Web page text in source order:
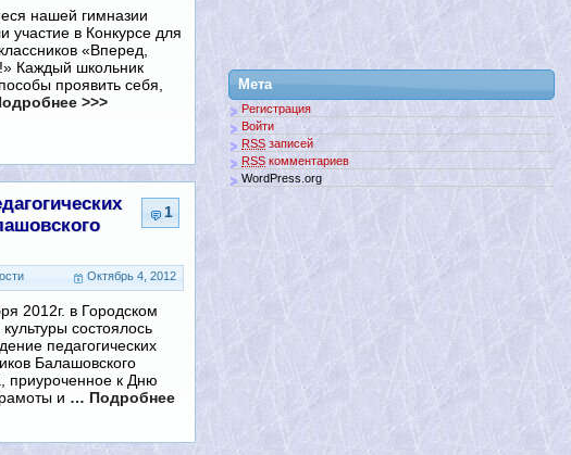
нашей гимназии
участие в Конкурсе для
«Вперед,
Каждый школьник
проявить себя,
>>>
1
Октябрь 4, 2012
2012г. в Городском
состоялось
педагогических
Балашовского
приуроченное к Дню
и … Подробнее
Мета
Регистрация
Войти
RSS записей
RSS комментариев
WordPress.org